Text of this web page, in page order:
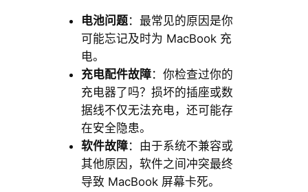
电池问题：最常见的原因是你
可能忘记及时为 MacBook 充
电。
充电配件故障：你检查过你的
充电器了吗？损坏的插座或数
据线不仅无法充电，还可能存
在安全隐患。
软件故障：由于系统不兼容或
其他原因，软件之间冲突最终
导致 MacBook 屏幕卡死。